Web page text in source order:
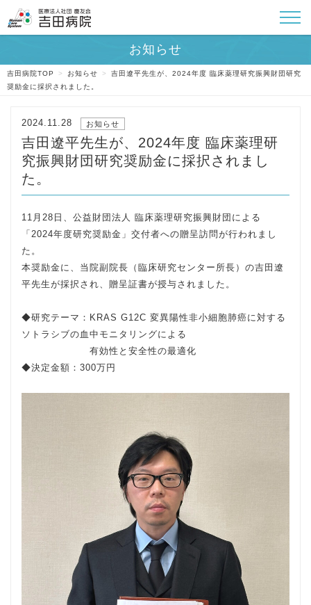
吉田病院TOP > お知らせ >
吉田遼平先生が、2024年度 臨床薬理研究振興財団研究
奨励金に採択されました。
2024.11.28 お知らせ
吉田遼平先生が、2024年度 臨床薬理研
究振興財団研究奨励金に採択されまし
た。
11月28日、公益財団法人 臨床薬理研究振興財団による
「2024年度研究奨励金」交付者への贈呈訪問が行われまし
た。
本奨励金に、当院副院⾧（臨床研究センター所⾧）の吉田遼
平先生が採択され、贈呈証書が授与されました。
◆研究テーマ：KRAS G12C 変異陽性非小細胞肺癌に対する
ソトラシブの血中モニタリングによる
有効性と安全性の最適化
◆決定金額：300万円